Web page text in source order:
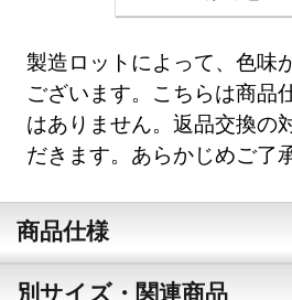
製造ロットによって、色味
ございます。こちらは商品
はありません。返品交換の
だきます。あらかじめご了
商品仕様
別サイズ・関連商品